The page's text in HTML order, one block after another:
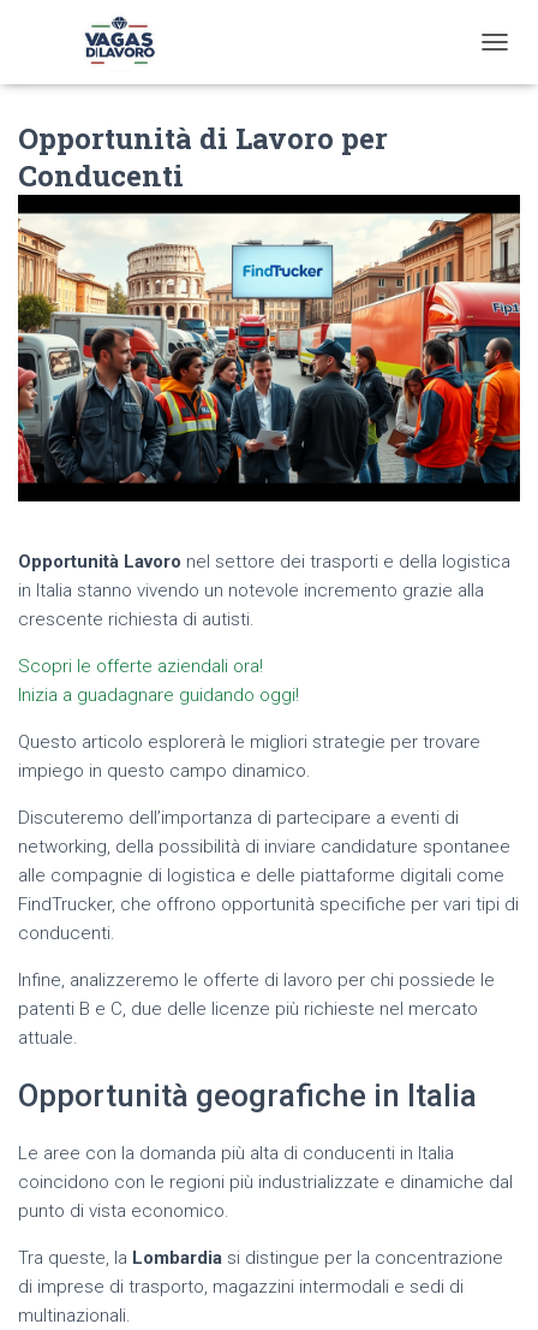
O
N
A
V
I
G
A
T
I
O
N
Opportunità di Lavoro per
Conducenti
Opportunità Lavoro nel settore dei trasporti e della logistica
in Italia stanno vivendo un notevole incremento grazie alla
crescente richiesta di autisti.
Scopri le offerte aziendali ora!
Inizia a guadagnare guidando oggi!
Questo articolo esplorerà le migliori strategie per trovare
impiego in questo campo dinamico.
Discuteremo dell’importanza di partecipare a eventi di
networking, della possibilità di inviare candidature spontanee
alle compagnie di logistica e delle piattaforme digitali come
FindTrucker, che offrono opportunità specifiche per vari tipi di
conducenti.
Infine, analizzeremo le offerte di lavoro per chi possiede le
patenti B e C, due delle licenze più richieste nel mercato
attuale.
Opportunità geografiche in Italia
Le aree con la domanda più alta di conducenti in Italia
coincidono con le regioni più industrializzate e dinamiche dal
punto di vista economico.
Tra queste, la Lombardia si distingue per la concentrazione
di imprese di trasporto, magazzini intermodali e sedi di
multinazionali.